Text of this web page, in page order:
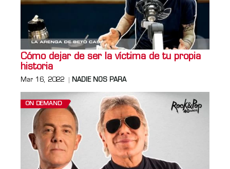
Cómo dejar de ser la víctima de tu propia
historia
Mar 16, 2022 NADIE NOS PARA
ON DEMAND